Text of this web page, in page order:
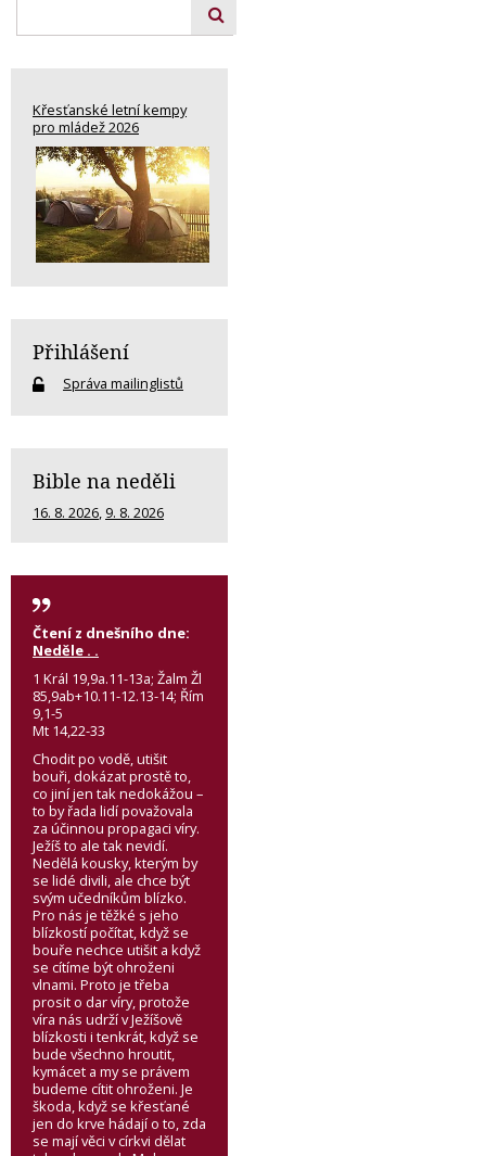
Křesťanské letní kempy
pro mládež 2026
Přihlášení
Správa mailinglistů
Bible na neděli
16. 8. 2026, 9. 8. 2026
Čtení z dnešního dne:
Neděle . .
1 Král 19,9a.11-13a; Žalm Žl
85,9ab+10.11-12.13-14; Řím
9,1-5
Mt 14,22-33
Chodit po vodě, utišit
bouři, dokázat prostě to,
co jiní jen tak nedokážou –
to by řada lidí považovala
za účinnou propagaci víry.
Ježíš to ale tak nevidí.
Nedělá kousky, kterým by
se lidé divili, ale chce být
svým učedníkům blízko.
Pro nás je těžké s jeho
blízkostí počítat, když se
bouře nechce utišit a když
se cítíme být ohroženi
vlnami. Proto je třeba
prosit o dar víry, protože
víra nás udrží v Ježíšově
blízkosti i tenkrát, když se
bude všechno hroutit,
kymácet a my se právem
budeme cítit ohroženi. Je
škoda, když se křesťané
jen do krve hádají o to, zda
se mají věci v církvi dělat